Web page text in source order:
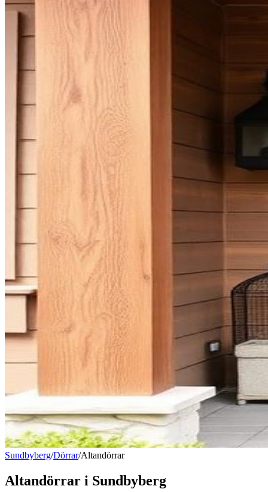
Sundbyberg/Dörrar/Altandörrar
Altandörrar i Sundbyberg